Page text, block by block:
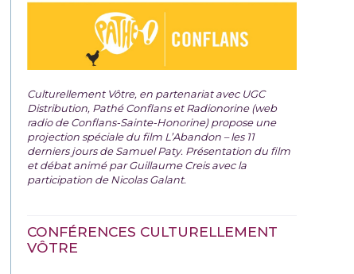
Culturellement Vôtre, en partenariat avec UGC
Distribution, Pathé Conflans et Radionorine (web
radio de Conflans-Sainte-Honorine) propose une
projection spéciale du film L’Abandon – les 11
derniers jours de Samuel Paty. Présentation du film
et débat animé par Guillaume Creis avec la
participation de Nicolas Galant.
CONFÉRENCES CULTURELLEMENT
VÔTRE